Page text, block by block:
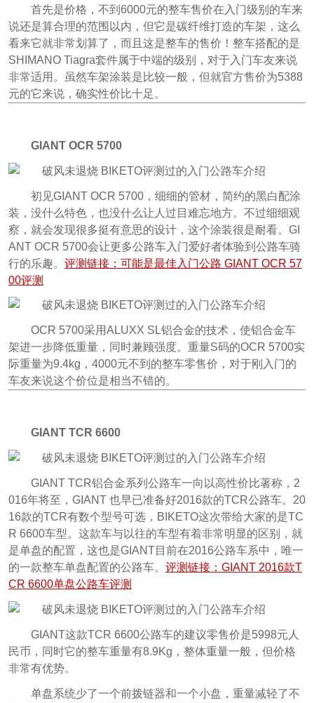
首先是价格，不到6000元的整车售价在入门级别的车来
说还是算合理的范围以内，但它是碳纤维打造的车架，这么
看来它就非常划算了，而且这是整车的售价！整车搭配的是
SHIMANO Tiagra套件属于中端的级别，对于入门车友来说
非常适用。虽然车架涂装是比较一般，但就官方售价为5388
元的它来说，确实性价比十足。
GIANT OCR 5700
初见GIANT OCR 5700，细细的管材，简约的黑白配涂
装，没什么特色，也没什么让人过目难忘地方。不过细细观
察，就会发现很多挺有意思的设计，这个涂装很是耐看。GI
ANT OCR 5700会让更多公路车入门爱好者体验到公路车骑
行的乐趣。 评测链接：可能是最佳入门公路 GIANT OCR 57
00评测
OCR 5700采用ALUXX SL铝合金的技术，使铝合金车
架进一步降低重量，同时兼顾强度。重量S码的OCR 5700实
际重量为9.4kg，4000元不到的整车零售价，对于刚入门的
车友来说这个价位是相当不错的。
GIANT TCR 6600
GIANT TCR铝合金系列公路车一向以高性价比著称，2
016年将至，GIANT 也早已准备好2016款的TCR公路车。20
16款的TCR有数个型号可选，BIKETO这次带给大家的是TC
R 6600车型。这款车与以往的车型有着非常明显的区别，就
是单盘的配置，这也是GIANT目前在2016公路车系中，唯一
的一款整车单盘配置的公路车。 评测链接：GIANT 2016款T
CR 6600单盘公路车评测
GIANT这款TCR 6600公路车的建议零售价是5998元人
民币，同时它的整车重量有8.9Kg，整体重量一般，但价格
非常有优势。
单盘系统少了一个前拨链器和一个小盘，重量减轻了不